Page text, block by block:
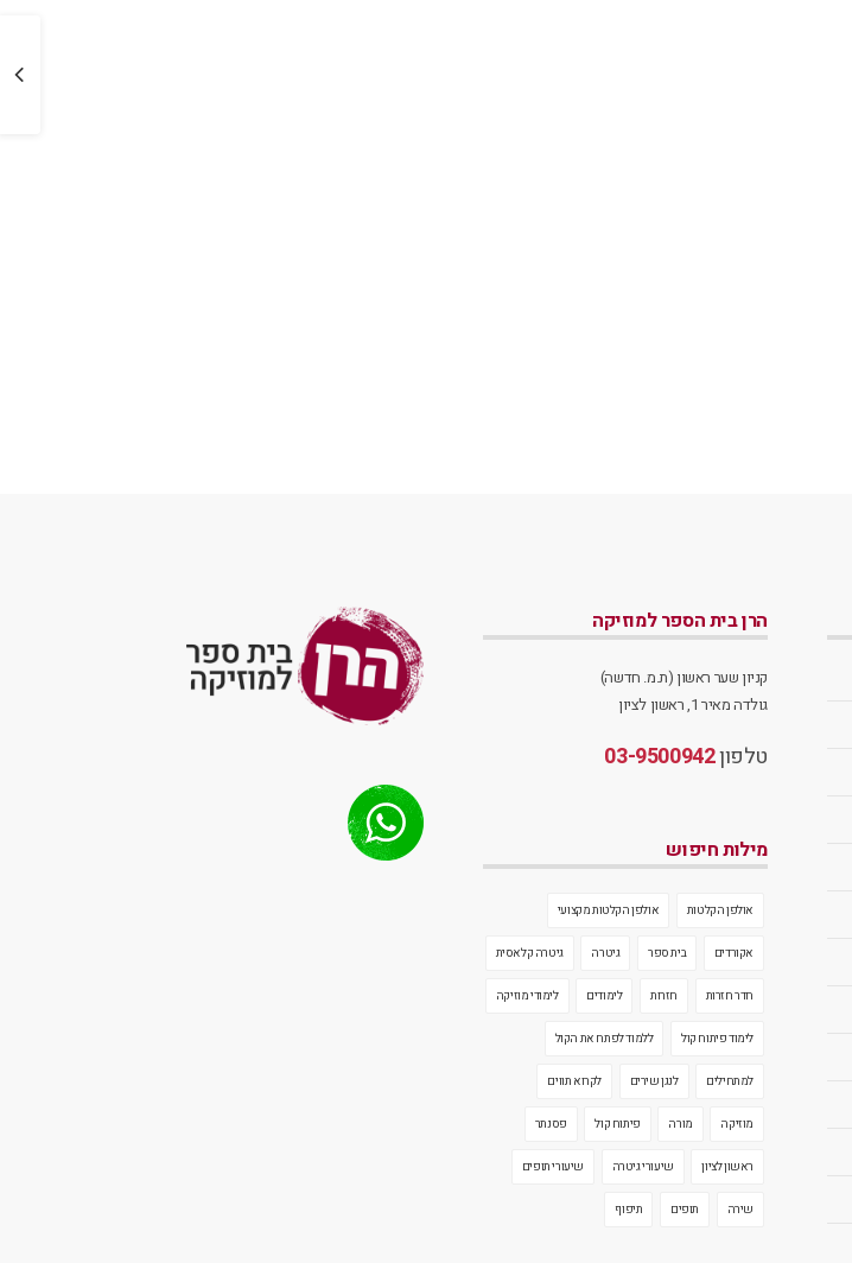
הרן בית הספר למוזיקה
קניון שער ראשון (ת.מ. חדשה)
גולדה מאיר 1, ראשון לציון
טלפון03-9500942
מילות חיפוש
אולפן הקלטות אולפן הקלטות מקצועי
אקורדים בית ספר גיטרה גיטרה קלאסית
חדר חזרות חזרות לימודים לימודי מוזיקה
לימוד פיתוח קול ללמוד לפתח את הקול
למתחילים לנגן שירים לקרוא תווים
מוזיקה מורה פיתוח קול פסנתר
ראשון לציון שיעורי גיטרה שיעורי תופים
שירה תופים תיפוף